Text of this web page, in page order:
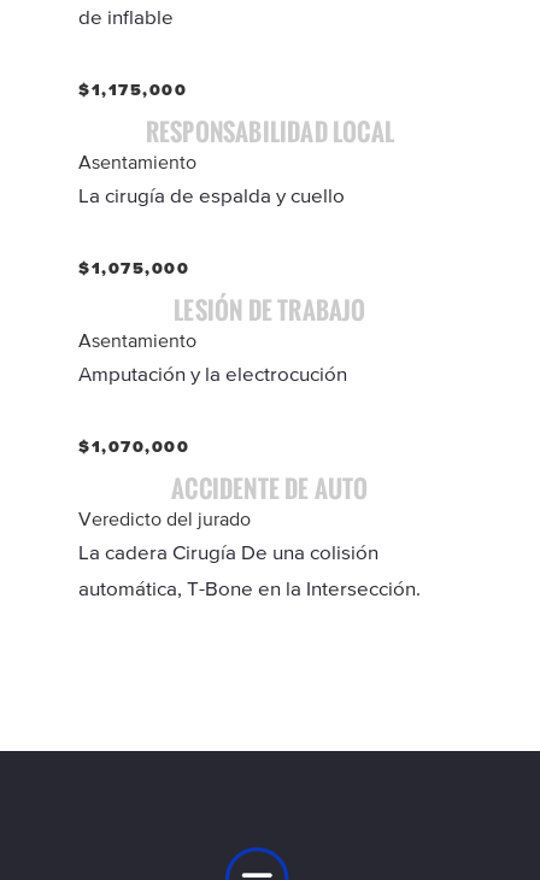
de inflable
$1,175,000
RESPONSABILIDAD LOCAL
Asentamiento
La cirugía de espalda y cuello
$1,075,000
LESIÓN DE TRABAJO
Asentamiento
Amputación y la electrocución
$1,070,000
ACCIDENTE DE AUTO
Veredicto del jurado
La cadera Cirugía De una colisión
automática, T-Bone en la Intersección.